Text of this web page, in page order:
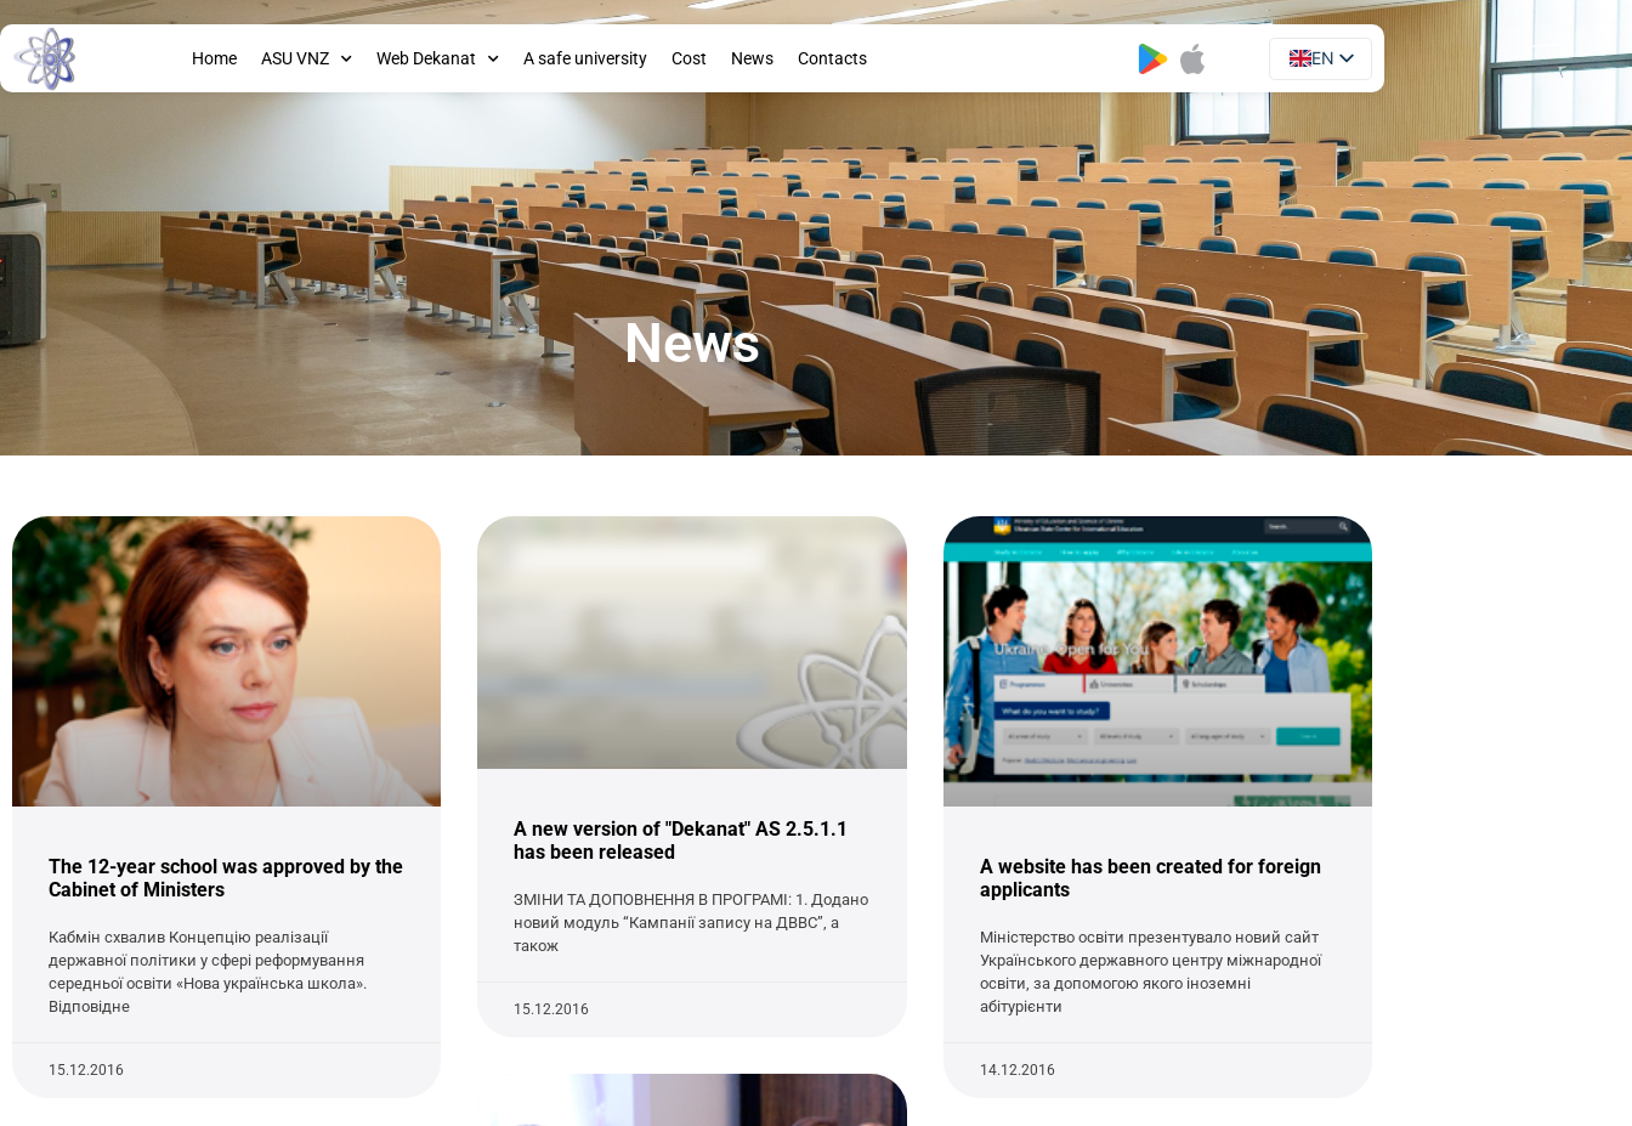
Home ASU VNZ Web Dekanat A safe university Cost News Contacts
EN
UA
News
The 12-year school was approved by the
Cabinet of Ministers
Кабмін схвалив Концепцію реалізації
державної політики у сфері реформування
середньої освіти «Нова українська школа».
Відповідне
15.12.2016
A new version of "Dekanat" AS 2.5.1.1
has been released
ЗМІНИ ТА ДОПОВНЕННЯ В ПРОГРАМІ: 1. Додано
новий модуль “Кампанії запису на ДВВС”, а
також
15.12.2016
A website has been created for foreign
applicants
Міністерство освіти презентувало новий сайт
Українського державного центру міжнародної
освіти, за допомогою якого іноземні
абітурієнти
14.12.2016